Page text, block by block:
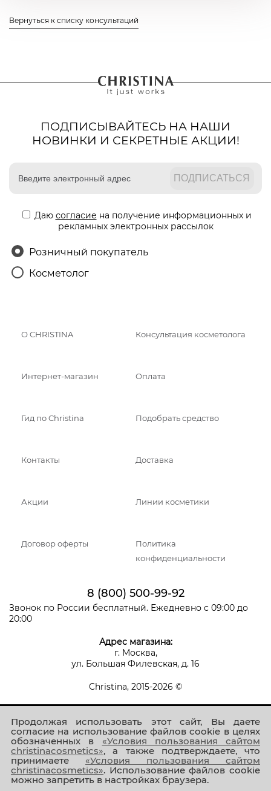
Продолжая использовать этот сайт, Вы даете
согласие на использование файлов cookie в целях
обозначенных в «Условия пользования сайтом
christinacosmetics», а также подтверждаете, что
принимаете «Условия пользования сайтом
christinacosmetics». Использование файлов cookie
можно запретить в настройках браузера.
Вернуться к списку консультаций
ПОДПИСЫВАЙТЕСЬ НА НАШИ
НОВИНКИ И СЕКРЕТНЫЕ АКЦИИ!
Даю согласие на получение информационных и
рекламных электронных рассылок
Розничный покупатель
Косметолог
О CHRISTINA Консультация косметолога
Интернет-магазин Оплата
Гид по Christina Подобрать средство
Контакты Доставка
Акции Линии косметики
Договор оферты
Политика
конфиденциальности
8 (800) 500-99-92
Звонок по России бесплатный. Ежедневно с 09:00 до
20:00
Адрес магазина:
г. Москва,
ул. Большая Филевская, д. 16
Christina, 2015-2026 ©
Присоединяйтесь к нам!